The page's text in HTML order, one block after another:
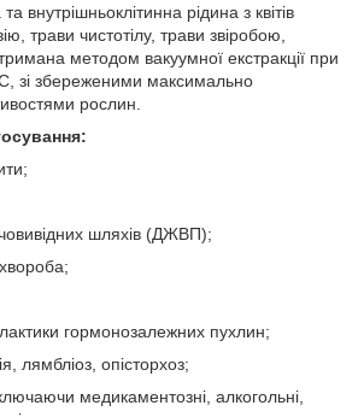
внутрішньоклітинна рідина з квітів
трави чистотілу, трави звіробою,
методом вакуумної екстракції при
зі збереженими максимально
рослин.
шляхів (ДЖВП);
гормонозалежних пухлин;
лямбліоз, опісторхоз;
медикаментозні, алкогольні,